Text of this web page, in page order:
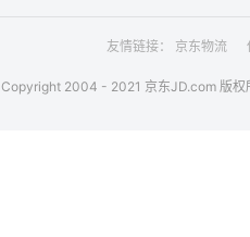
友情链接： 京东物流
Copyright 2004 - 2021 京东JD.com 版